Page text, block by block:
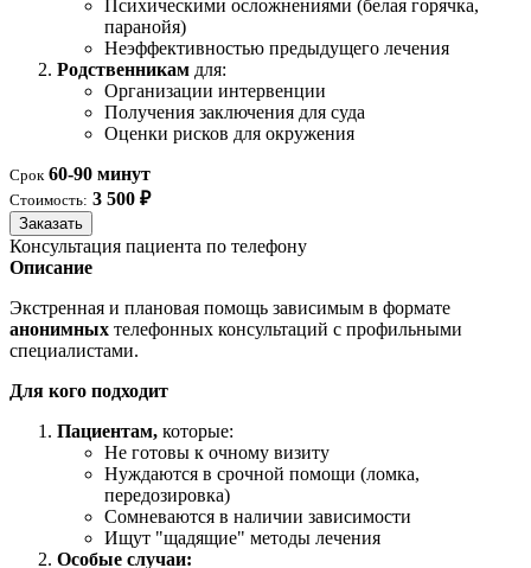
Психическими осложнениями (белая горячка,
паранойя)
Неэффективностью предыдущего лечения
Родственникам для:
Организации интервенции
Получения заключения для суда
Оценки рисков для окружения
Срок 60-90 минут
Стоимость: 3 500 ₽
Заказать
Консультация пациента по телефону
Описание
Экстренная и плановая помощь зависимым в формате
анонимных телефонных консультаций с профильными
специалистами.
Для кого подходит
Пациентам, которые:
Не готовы к очному визиту
Нуждаются в срочной помощи (ломка,
передозировка)
Сомневаются в наличии зависимости
Ищут "щадящие" методы лечения
Особые случаи: